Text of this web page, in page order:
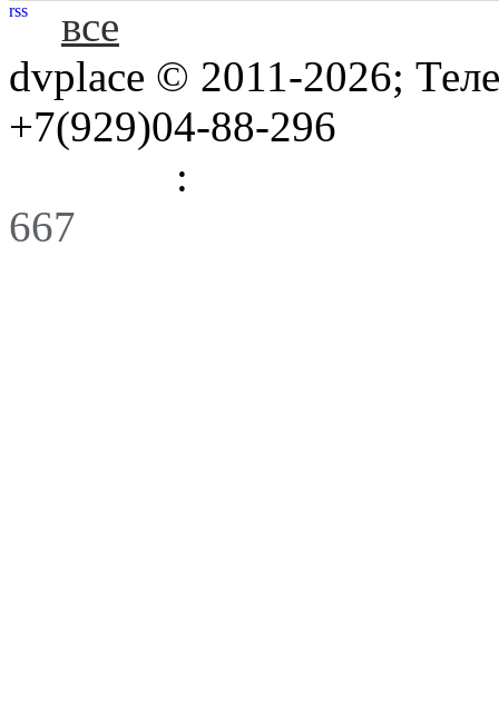
rss
все
dvplace © 2011-2026;
+7(929)04-88-296
:
667